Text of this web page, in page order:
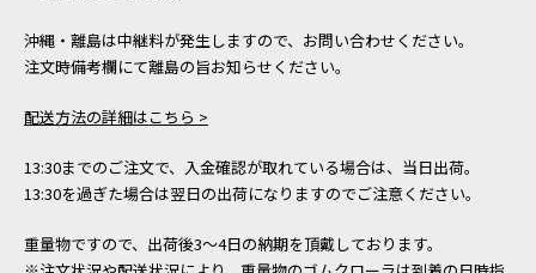
沖縄・離島は中継料が発生しますので、お問い合わせください。
注文時備考欄にて離島の旨お知らせください。
配送方法の詳細はこちら >
13:30までのご注文で、入金確認が取れている場合は、当日出荷。
13:30を過ぎた場合は翌日の出荷になりますのでご注意ください。
重量物ですので、出荷後3～4日の納期を頂戴しております。